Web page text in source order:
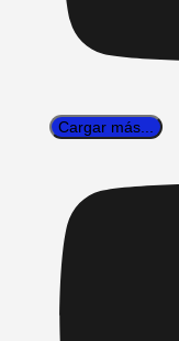
Cargar más...